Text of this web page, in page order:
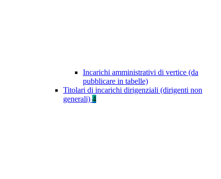
Incarichi amministrativi di vertice (da
pubblicare in tabelle)
Titolari di incarichi dirigenziali (dirigenti non
generali) 4